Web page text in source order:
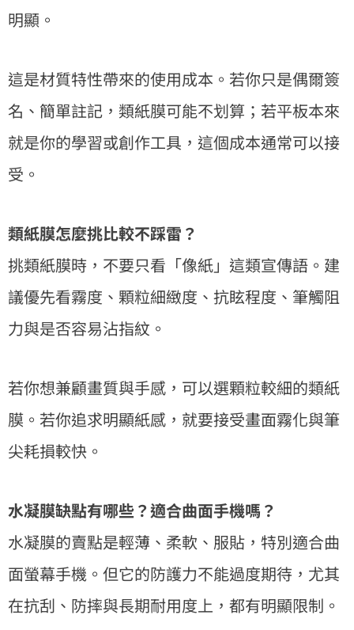
明顯。
這是材質特性帶來的使用成本。若你只是偶爾簽
名、簡單註記，類紙膜可能不划算；若平板本來
就是你的學習或創作工具，這個成本通常可以接
受。
類紙膜怎麼挑比較不踩雷？
挑類紙膜時，不要只看「像紙」這類宣傳語。建
議優先看霧度、顆粒細緻度、抗眩程度、筆觸阻
力與是否容易沾指紋。
若你想兼顧畫質與手感，可以選顆粒較細的類紙
膜。若你追求明顯紙感，就要接受畫面霧化與筆
尖耗損較快。
水凝膜缺點有哪些？適合曲面手機嗎？
水凝膜的賣點是輕薄、柔軟、服貼，特別適合曲
面螢幕手機。但它的防護力不能過度期待，尤其
在抗刮、防摔與長期耐用度上，都有明顯限制。